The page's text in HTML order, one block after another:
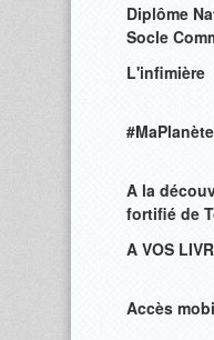
Diplôme
Socle
L'infimière
A la
fortifié de
A VOS
Accès